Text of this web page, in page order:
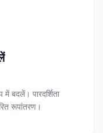
बदलें। पारदर्शिता
रूपांतरण।